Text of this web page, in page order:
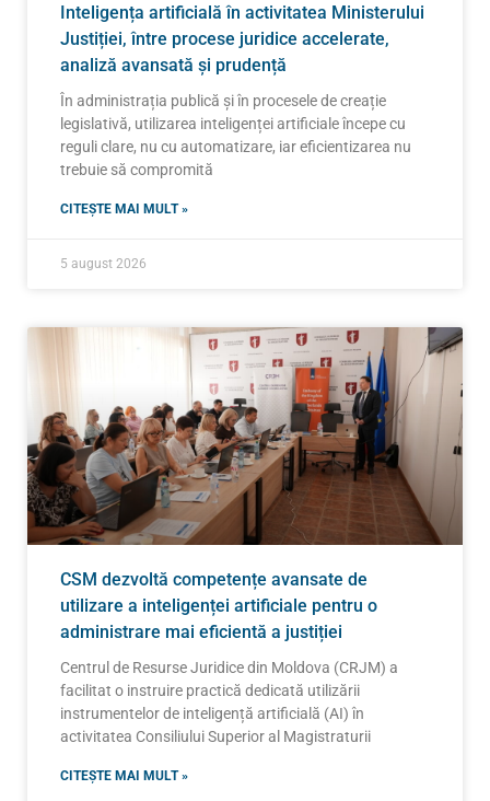
Inteligența artificială în activitatea Ministerului
Justiției, între procese juridice accelerate,
analiză avansată și prudență
În administrația publică și în procesele de creație
legislativă, utilizarea inteligenței artificiale începe cu
reguli clare, nu cu automatizare, iar eficientizarea nu
trebuie să compromită
CITEȘTE MAI MULT »
5 august 2026
CSM dezvoltă competențe avansate de
utilizare a inteligenței artificiale pentru o
administrare mai eficientă a justiției
Centrul de Resurse Juridice din Moldova (CRJM) a
facilitat o instruire practică dedicată utilizării
instrumentelor de inteligență artificială (AI) în
activitatea Consiliului Superior al Magistraturii
CITEȘTE MAI MULT »